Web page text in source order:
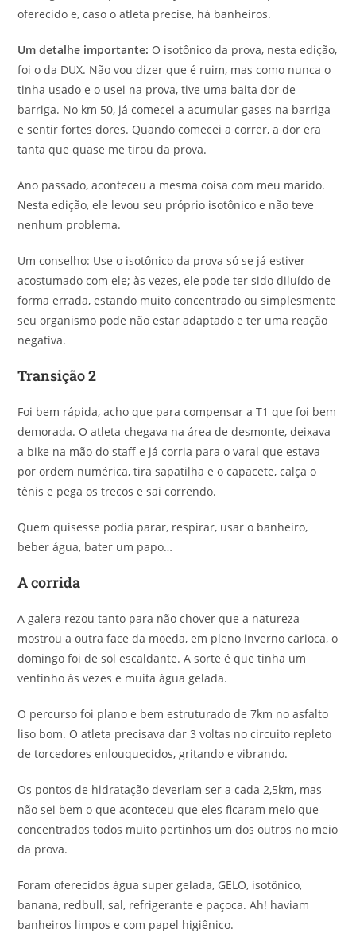
oferecido e, caso o atleta precise, há banheiros.
Um detalhe importante: O isotônico da prova, nesta edição,
foi o da DUX. Não vou dizer que é ruim, mas como nunca o
tinha usado e o usei na prova, tive uma baita dor de
barriga. No km 50, já comecei a acumular gases na barriga
e sentir fortes dores. Quando comecei a correr, a dor era
tanta que quase me tirou da prova.
Ano passado, aconteceu a mesma coisa com meu marido.
Nesta edição, ele levou seu próprio isotônico e não teve
nenhum problema.
Um conselho: Use o isotônico da prova só se já estiver
acostumado com ele; às vezes, ele pode ter sido diluído de
forma errada, estando muito concentrado ou simplesmente
seu organismo pode não estar adaptado e ter uma reação
negativa.
Transição 2
Foi bem rápida, acho que para compensar a T1 que foi bem
demorada. O atleta chegava na área de desmonte, deixava
a bike na mão do staff e já corria para o varal que estava
por ordem numérica, tira sapatilha e o capacete, calça o
tênis e pega os trecos e sai correndo.
Quem quisesse podia parar, respirar, usar o banheiro,
beber água, bater um papo…
A corrida
A galera rezou tanto para não chover que a natureza
mostrou a outra face da moeda, em pleno inverno carioca, o
domingo foi de sol escaldante. A sorte é que tinha um
ventinho às vezes e muita água gelada.
O percurso foi plano e bem estruturado de 7km no asfalto
liso bom. O atleta precisava dar 3 voltas no circuito repleto
de torcedores enlouquecidos, gritando e vibrando.
Os pontos de hidratação deveriam ser a cada 2,5km, mas
não sei bem o que aconteceu que eles ficaram meio que
concentrados todos muito pertinhos um dos outros no meio
da prova.
Foram oferecidos água super gelada, GELO, isotônico,
banana, redbull, sal, refrigerante e paçoca. Ah! haviam
banheiros limpos e com papel higiênico.